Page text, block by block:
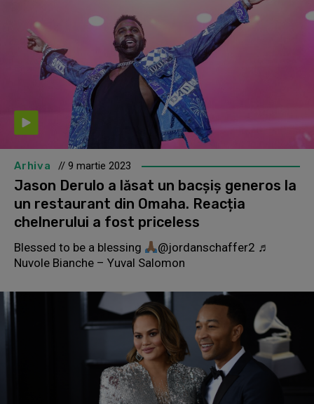
Arhiva // 9 martie 2023
Jason Derulo a lăsat un bacșiș generos la
un restaurant din Omaha. Reacția
chelnerului a fost priceless
Blessed to be a blessing
@jordanschaffer2 ♬
Nuvole Bianche – Yuval Salomon